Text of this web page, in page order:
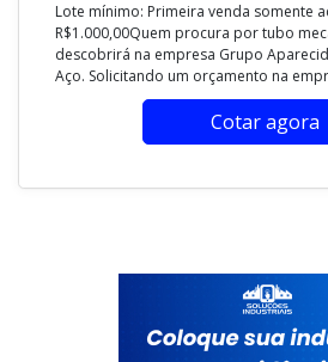
Lote mínimo: Primeira venda somente
R$1.000,00Quem procura por tubo
descobrirá na empresa Grupo
Aço. Solicitando um orçamento na
Cotar agora